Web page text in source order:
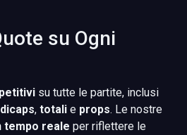
su Ogni
su tutte le partite, inclusi
, totali e props. Le nostre
tempo reale per riflettere le